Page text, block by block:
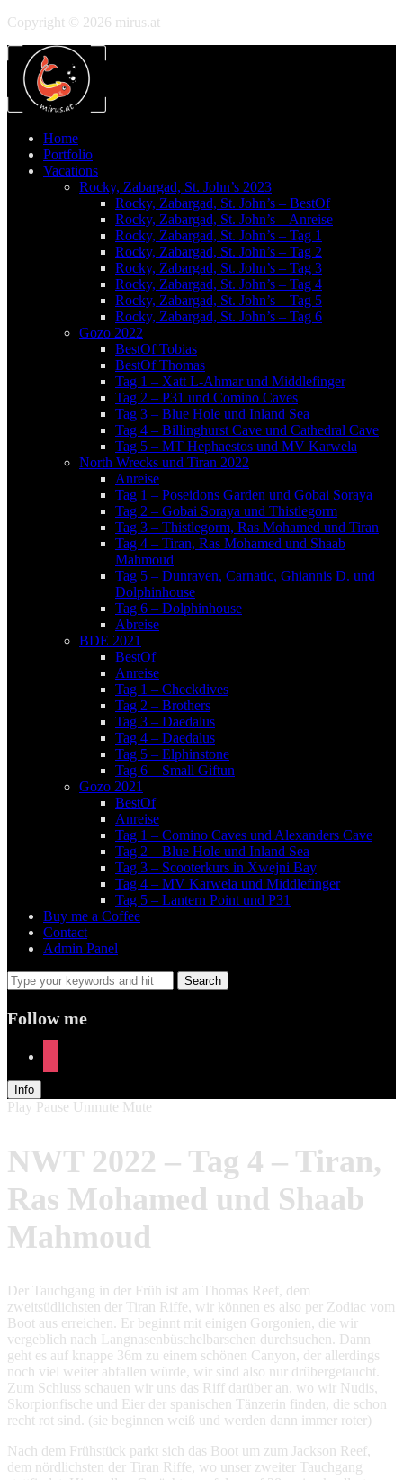
Copyright © 2026 mirus.at
Home
Portfolio
Vacations
Rocky, Zabargad, St. John’s 2023
Rocky, Zabargad, St. John’s – BestOf
Rocky, Zabargad, St. John’s – Anreise
Rocky, Zabargad, St. John’s – Tag 1
Rocky, Zabargad, St. John’s – Tag 2
Rocky, Zabargad, St. John’s – Tag 3
Rocky, Zabargad, St. John’s – Tag 4
Rocky, Zabargad, St. John’s – Tag 5
Rocky, Zabargad, St. John’s – Tag 6
Gozo 2022
BestOf Tobias
BestOf Thomas
Tag 1 – Xatt L-Ahmar und Middlefinger
Tag 2 – P31 und Comino Caves
Tag 3 – Blue Hole und Inland Sea
Tag 4 – Billinghurst Cave und Cathedral Cave
Tag 5 – MT Hephaestos und MV Karwela
North Wrecks und Tiran 2022
Anreise
Tag 1 – Poseidons Garden und Gobai Soraya
Tag 2 – Gobai Soraya und Thistlegorm
Tag 3 – Thistlegorm, Ras Mohamed und Tiran
Tag 4 – Tiran, Ras Mohamed und Shaab
Mahmoud
Tag 5 – Dunraven, Carnatic, Ghiannis D. und
Dolphinhouse
Tag 6 – Dolphinhouse
Abreise
BDE 2021
BestOf
Anreise
Tag 1 – Checkdives
Tag 2 – Brothers
Tag 3 – Daedalus
Tag 4 – Daedalus
Tag 5 – Elphinstone
Tag 6 – Small Giftun
Gozo 2021
BestOf
Anreise
Tag 1 – Comino Caves und Alexanders Cave
Tag 2 – Blue Hole und Inland Sea
Tag 3 – Scooterkurs in Xwejni Bay
Tag 4 – MV Karwela und Middlefinger
Tag 5 – Lantern Point und P31
Buy me a Coffee
Contact
Admin Panel
Follow me
Info
Play Pause Unmute Mute
NWT 2022 – Tag 4 – Tiran,
Ras Mohamed und Shaab
Mahmoud
Der Tauchgang in der Früh ist am Thomas Reef, dem
zweitsüdlichsten der Tiran Riffe, wir können es also per Zodiac vom
Boot aus erreichen. Er beginnt mit einigen Gorgonien, die wir
vergeblich nach Langnasenbüschelbarschen durchsuchen. Dann
geht es auf knappe 36m zu einem schönen Canyon, der allerdings
noch viel weiter abfallen würde, wir sind also nur drübergetaucht.
Zum Schluss schauen wir uns das Riff darüber an, wo wir Nudis,
Skorpionfische und Eier der spanischen Tänzerin finden, die schon
recht rot sind. (sie beginnen weiß und werden dann immer roter)
Nach dem Frühstück parkt sich das Boot um zum Jackson Reef,
dem nördlichsten der Tiran Riffe, wo unser zweiter Tauchgang